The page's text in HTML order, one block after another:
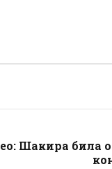
Шакира била